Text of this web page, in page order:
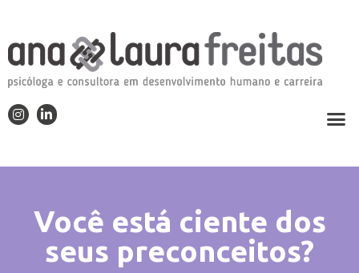
Você está ciente dos
seus preconceitos?